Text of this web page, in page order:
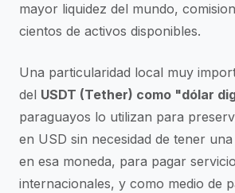
mayor liquidez del mundo,
cientos de activos disponibles.
Una particularidad local muy
del USDT (Tether) como "dólar
paraguayos lo utilizan para
en USD sin necesidad de tener
en esa moneda, para pagar
internacionales, y como medio de